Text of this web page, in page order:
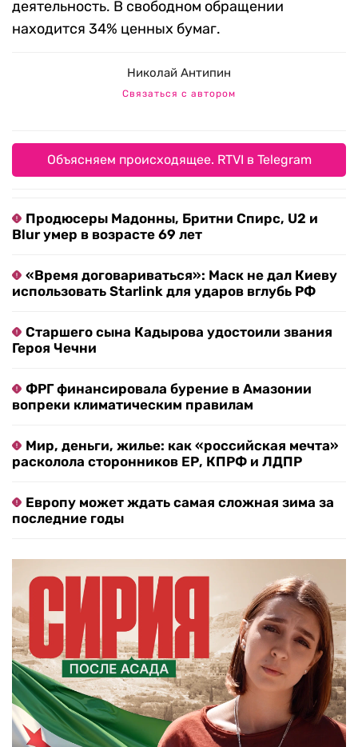
деятельность. В свободном обращении
находится 34% ценных бумаг.
Николай Антипин
Связаться с автором
Объясняем происходящее. RTVI в Telegram
Продюсеры Мадонны, Бритни Спирс, U2 и
Blur умер в возрасте 69 лет
«Время договариваться»: Маск не дал Киеву
использовать Starlink для ударов вглубь РФ
Старшего сына Кадырова удостоили звания
Героя Чечни
ФРГ финансировала бурение в Амазонии
вопреки климатическим правилам
Мир, деньги, жилье: как «российская мечта»
расколола сторонников ЕР, КПРФ и ЛДПР
Европу может ждать самая сложная зима за
последние годы